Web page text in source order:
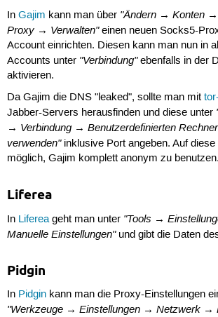
In Gajim kann man über "Ändern → Konten
Proxy → Verwalten"einen neuen Socks5-
Account einrichten. Diesen kann man nun in
Accounts unter "Verbindung"ebenfalls in der
aktivieren.
Da Gajim die DNS "leaked", sollte man mit
Jabber-Servers herausfinden und diese unter
→ Verbindung → Benutzerdefinierten
verwenden"inklusive Port angeben. Auf diese
möglich, Gajim komplett anonym zu benutzen.
Liferea
In Lifereageht man unter "Tools →
Manuelle Einstellungen"und gibt die Daten
Pidgin
In Pidginkann man die Proxy-Einstellungen
"Werkzeuge → Einstellungen → Netzwerk →